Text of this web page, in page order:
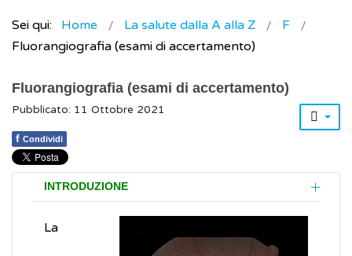
Sei qui: Home La salute dalla A alla Z
F
Fluorangiografia (esami di accertamento)
Fluorangiografia (esami di accertamento)
Pubblicato: 11 Ottobre 2021
f Condividi
INTRODUZIONE
La